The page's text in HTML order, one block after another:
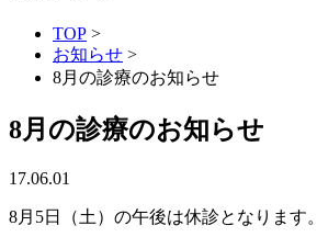
TOP >
お知らせ >
8月の診療のお知らせ
8月の診療のお知らせ
17.06.01
8月5日（土）の午後は休診となります。